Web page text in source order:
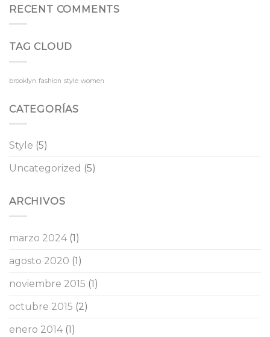
RECENT COMMENTS
TAG CLOUD
brooklyn fashion style women
CATEGORÍAS
Style (5)
Uncategorized (5)
ARCHIVOS
marzo 2024(1)
agosto 2020 (1)
noviembre 2015 (1)
octubre 2015 (2)
enero 2014(1)